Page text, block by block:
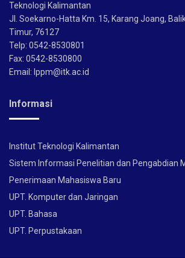
Teknologi Kalimantan
Jl. Soekarno-Hatta Km. 15, Karang Joang,
Timur, 76127
Telp: 0542-8530801
Fax: 0542-8530800
Email: lppm@itk.ac.id
Informasi
Institut Teknologi Kalimantan
Sistem Informasi Penelitian dan Pengabdian
Penerimaan Mahasiswa Baru
UPT. Komputer dan Jaringan
UPT. Bahasa
UPT. Perpustakaan